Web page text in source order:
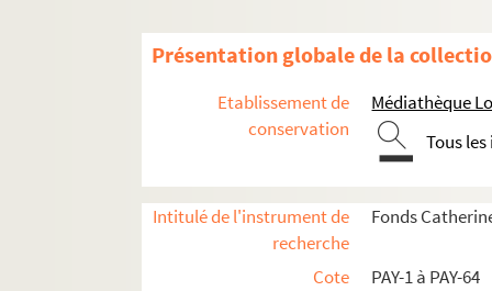
Présentation globale de la
Etablissement de
conservation
Médiathèque
Tous
Intitulé de l'instrument de
recherche
Fonds
Cote
PAY-1 à PAY-64